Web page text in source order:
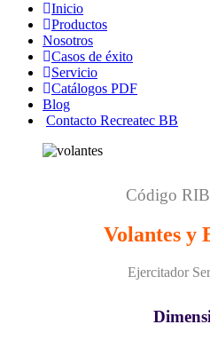
Inicio
Productos
Nosotros
Casos de éxito
Servicio
Catálogos PDF
Blog
Contacto Recreatec BB
Código
Volantes y
Ejercitador